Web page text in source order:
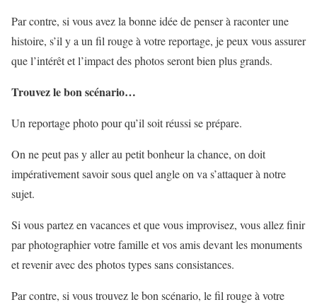
Par contre, si vous avez la bonne idée de penser à raconter une
histoire, s’il y a un fil rouge à votre reportage, je peux vous assurer
que l’intérêt et l’impact des photos seront bien plus grands.
Trouvez le bon scénario…
Un reportage photo pour qu’il soit réussi se prépare.
On ne peut pas y aller au petit bonheur la chance, on doit
impérativement savoir sous quel angle on va s’attaquer à notre
sujet.
Si vous partez en vacances et que vous improvisez, vous allez finir
par photographier votre famille et vos amis devant les monuments
et revenir avec des photos types sans consistances.
Par contre, si vous trouvez le bon scénario, le fil rouge à votre